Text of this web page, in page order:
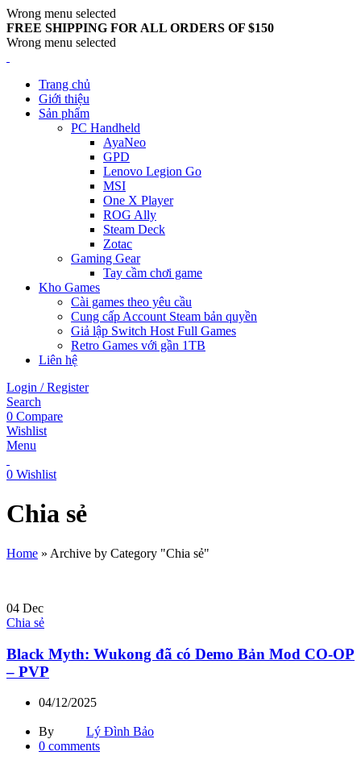
Wrong menu selected
FREE SHIPPING FOR ALL ORDERS OF $150
Wrong menu selected
Trang chủ
Giới thiệu
Sản phẩm
PC Handheld
AyaNeo
GPD
Lenovo Legion Go
MSI
One X Player
ROG Ally
Steam Deck
Zotac
Gaming Gear
Tay cầm chơi game
Kho Games
Cài games theo yêu cầu
Cung cấp Account Steam bản quyền
Giả lập Switch Host Full Games
Retro Games với gần 1TB
Liên hệ
Login / Register
Search
0 Compare
Wishlist
Menu
0 Wishlist
Chia sẻ
Home » Archive by Category "Chia sẻ"
04 Dec
Chia sẻ
Black Myth: Wukong đã có Demo Bản Mod CO-OP
– PVP
04/12/2025
By
Lý Đình Bảo
0 comments